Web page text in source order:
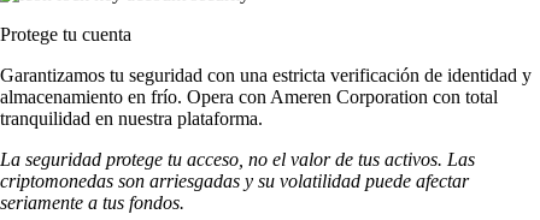
Protege tu cuenta
Garantizamos tu seguridad con una estricta verificación de identidad y
almacenamiento en frío. Opera con Ameren Corporation con total
tranquilidad en nuestra plataforma.
La seguridad protege tu acceso, no el valor de tus activos. Las
criptomonedas son arriesgadas y su volatilidad puede afectar
seriamente a tus fondos.